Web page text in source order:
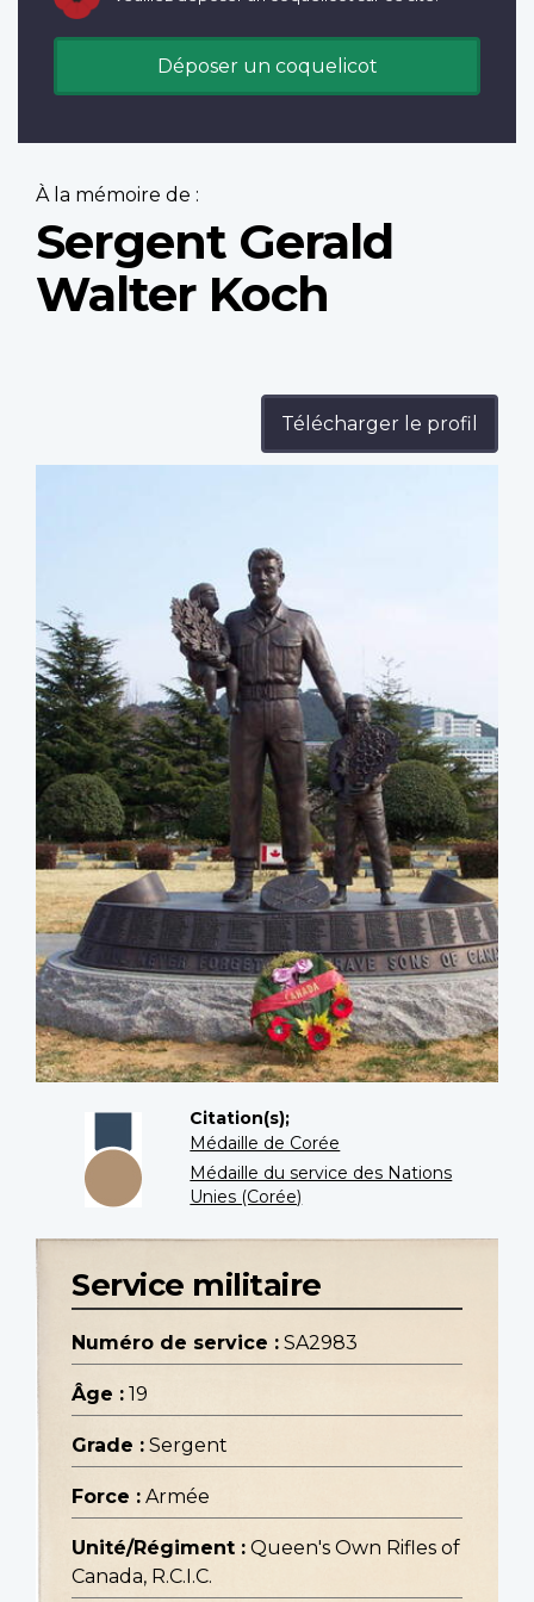
Déposer un coquelicot
À la mémoire de :
Sergent Gerald
Walter Koch
Télécharger le profil
Citation(s);
Médaille de Corée
Médaille du service des Nations
Unies (Corée)
Service militaire
Numéro de service : SA2983
Âge : 19
Grade : Sergent
Force : Armée
Unité/Régiment : Queen's Own Rifles of
Canada, R.C.I.C.